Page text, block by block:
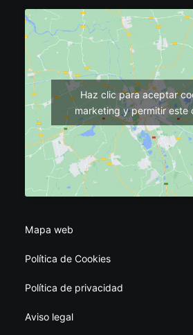
Haz clic para aceptar
marketing y permitir este
Mapa web
Política de Cookies
Política de privacidad
Aviso legal